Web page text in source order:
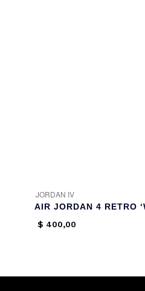
JORDAN IV
$ 400,00